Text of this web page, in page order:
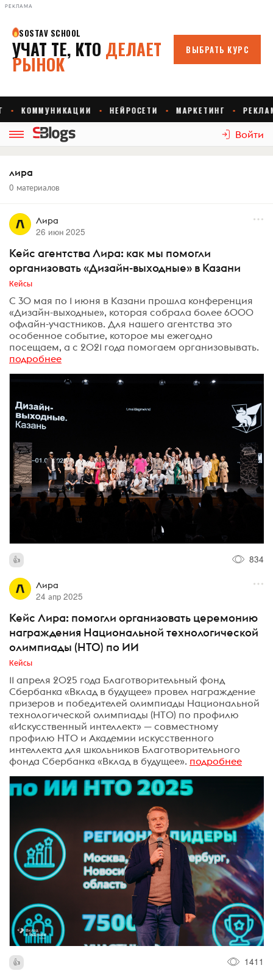
РЕКЛАМА
Войти
лира
0 материалов
Лира
26 июн 2025
Кейс агентства Лира: как мы помогли
организовать «Дизайн-выходные» в Казани
Кейсы
С 30 мая по 1 июня в Казани прошла конференция
«Дизайн-выходные», которая собрала более 6000
офлайн-участников. Для нашего агентства это
особенное событие, которое мы ежегодно
посещаем, а с 2021 года помогаем организовывать.
подробнее
834
Лира
24 апр 2025
Кейс Лира: помогли организовать церемонию
награждения Национальной технологической
олимпиады (НТО) по ИИ
Кейсы
11 апреля 2025 года Благотворительный фонд
Сбербанка «Вклад в будущее» провел награждение
призеров и победителей олимпиады Национальной
технологической олимпиады (НТО) по профилю
«Искусственный интеллект» — совместному
профилю НТО и Академии искусственного
интеллекта для школьников Благотворительного
фонда Сбербанка «Вклад в будущее». подробнее
1411